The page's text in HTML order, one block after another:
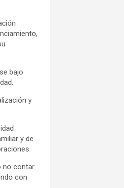
bajo
y
y de
no contar
con